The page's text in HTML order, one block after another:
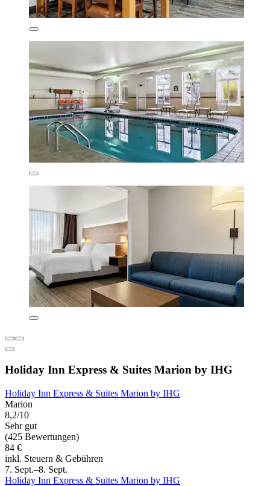
Holiday Inn Express & Suites Marion by IHG
Holiday Inn Express & Suites Marion by IHG
Marion
8,2/10
Sehr gut
(425 Bewertungen)
84 €
inkl. Steuern & Gebühren
7. Sept.–8. Sept.
Holiday Inn Express & Suites Marion by IHG